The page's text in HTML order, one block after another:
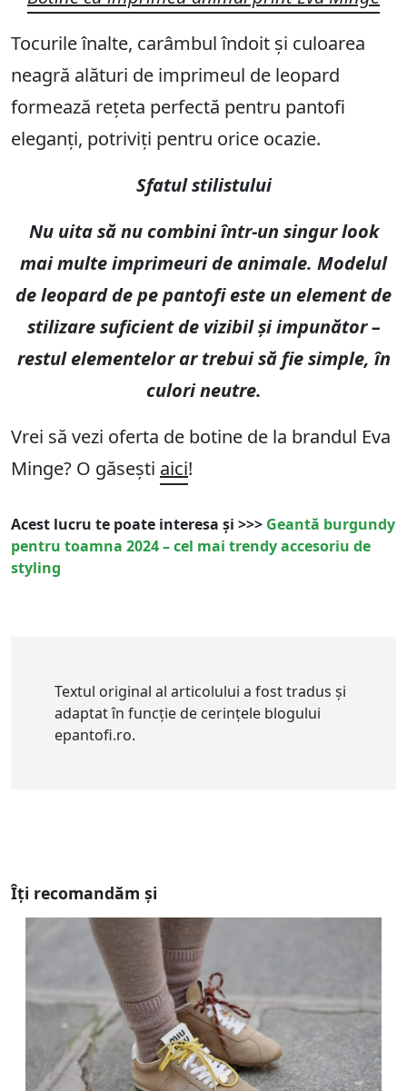
Tocurile înalte, carâmbul îndoit și culoarea
neagră alături de imprimeul de leopard
formează rețeta perfectă pentru pantofi
eleganți, potriviți pentru orice ocazie.
Sfatul stilistului
Nu uita să nu combini într-un singur look
mai multe imprimeuri de animale. Modelul
de leopard de pe pantofi este un element de
stilizare suficient de vizibil și impunător –
restul elementelor ar trebui să fie simple, în
culori neutre.
Vrei să vezi oferta de botine de la brandul Eva
Minge? O găsești aici!
Acest lucru te poate interesa și >>> Geantă burgundy
pentru toamna 2024 – cel mai trendy accesoriu de
styling
Textul original al articolului a fost tradus și
adaptat în funcție de cerințele blogului
epantofi.ro.
Îți recomandăm și